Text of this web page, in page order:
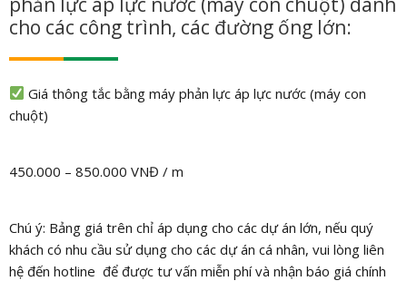
cho các công trình, các đường ống lớn:
Giá thông tắc bằng máy phản lực áp lực nước (máy con
chuột)
450.000 – 850.000 VNĐ / m
Chú ý: Bảng giá trên chỉ áp dụng cho các dự án lớn, nếu quý
khách có nhu cầu sử dụng cho các dự án cá nhân, vui lòng liên
hệ đến hotline để được tư vấn miễn phí và nhận báo giá chính